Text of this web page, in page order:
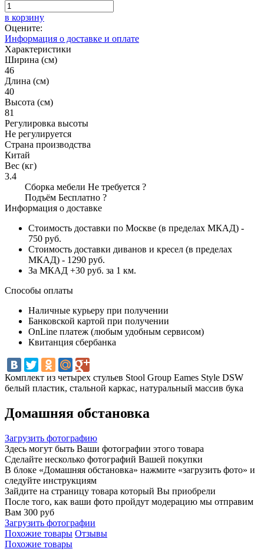
в корзину
Оцените:
Информация о доставке и оплате
Характеристики
Ширина (см)
46
Длина (см)
40
Высота (см)
81
Регулировка высоты
Не регулируется
Страна производства
Китай
Вес (кг)
3.4
Сборка мебели Не требуется ?
Подъём Бесплатно ?
Информация о доставке
Стоимость доставки по Москве (в пределах МКАД) -
750 руб.
Стоимость доставки диванов и кресел (в пределах
МКАД) - 1290 руб.
За МКАД +30 руб. за 1 км.
Способы оплаты
Наличные курьеру при получении
Банковской картой при получении
OnLine платеж (любым удобным сервисом)
Квитанция сбербанка
Комплект из четырех стульев Stool Group Eames Style DSW
белый пластик, стальной каркас, натуральный массив бука
Домашняя обстановка
Загрузить фотографию
Здесь могут быть Ваши фотографии этого товара
Сделайте несколько фотографий Вашей покупки
В блоке «Домашняя обстановка» нажмите «загрузить фото» и
следуйте инструкциям
Зайдите на страницу товара который Вы приобрели
После того, как ваши фото пройдут модерацию мы отправим
Вам 300 руб
Загрузить фотографии
Похожие товары Отзывы
Похожие товары